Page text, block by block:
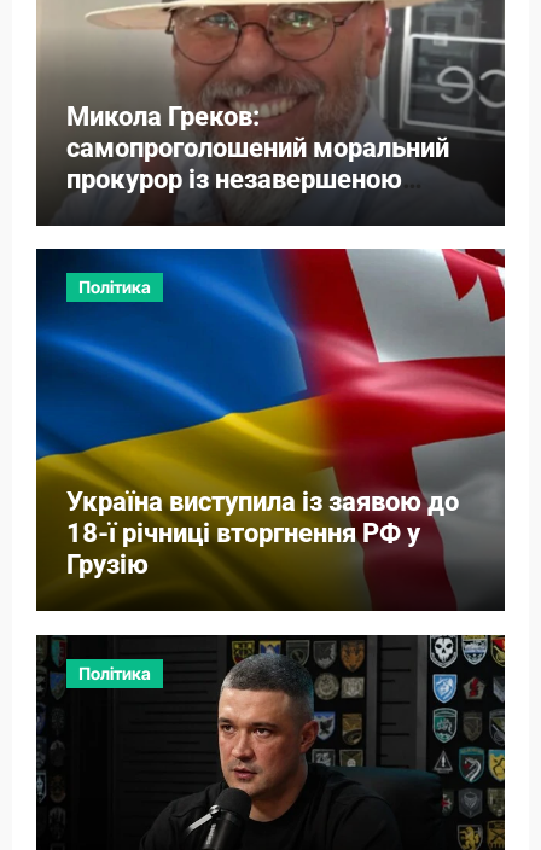
Микола Греков:
самопроголошений моральний
прокурор із незавершеною
власною справою
Політика
Україна виступила із заявою до
18-ї річниці вторгнення РФ у
Грузію
Політика